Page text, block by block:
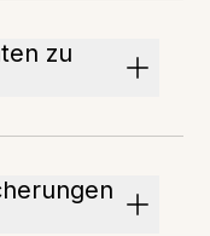
zu